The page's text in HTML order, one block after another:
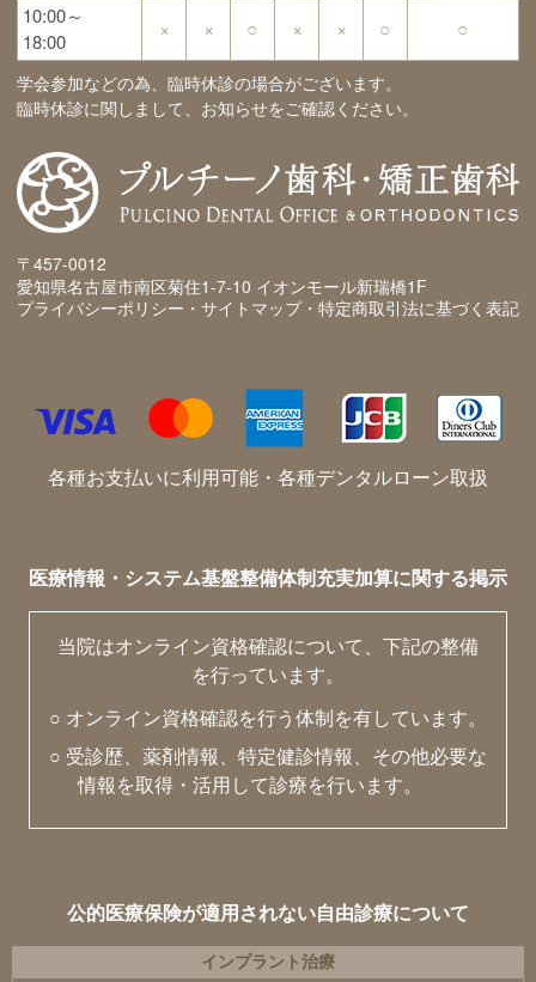
10:00～
18:00
× × ○ × × ○ ○
学会参加などの為、臨時休診の場合がございます。
臨時休診に関しまして、お知らせをご確認ください。
〒457-0012
愛知県名古屋市南区菊住1-7-10 イオンモール新瑞橋1F
プライバシーポリシー・サイトマップ・特定商取引法に基づく表記
各種お支払いに利用可能・各種デンタルローン取扱
医療情報・システム基盤整備体制充実加算に関する掲示
当院はオンライン資格確認について、下記の整備
を行っています。
○ オンライン資格確認を行う体制を有しています。
○ 受診歴、薬剤情報、特定健診情報、その他必要な
情報を取得・活用して診療を行います。
公的医療保険が適用されない自由診療について
インプラント治療